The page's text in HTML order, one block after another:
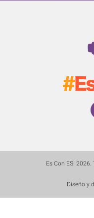
Es Con ESI
Diseño y